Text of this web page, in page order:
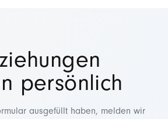
persönlich
ausgefüllt haben, melden wir